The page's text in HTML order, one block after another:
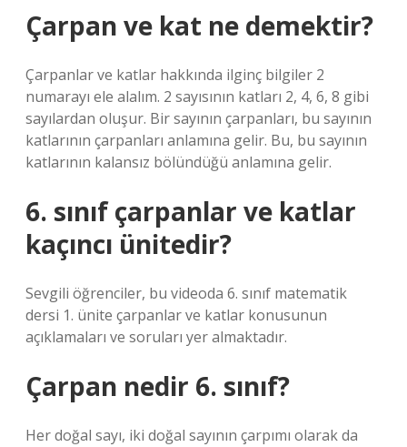
Çarpan ve kat ne demektir?
Çarpanlar ve katlar hakkında ilginç bilgiler 2
numarayı ele alalım. 2 sayısının katları 2, 4, 6, 8 gibi
sayılardan oluşur. Bir sayının çarpanları, bu sayının
katlarının çarpanları anlamına gelir. Bu, bu sayının
katlarının kalansız bölündüğü anlamına gelir.
6. sınıf çarpanlar ve katlar
kaçıncı ünitedir?
Sevgili öğrenciler, bu videoda 6. sınıf matematik
dersi 1. ünite çarpanlar ve katlar konusunun
açıklamaları ve soruları yer almaktadır.
Çarpan nedir 6. sınıf?
Her doğal sayı, iki doğal sayının çarpımı olarak da